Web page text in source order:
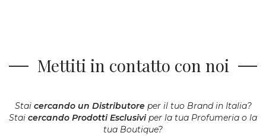
Mettiti in contatto con noi
Stai cercando un Distributoreper il tuo Brand in Italia?
Stai cercando Prodotti Esclusiviper la tua Profumeria o la
tua Boutique?